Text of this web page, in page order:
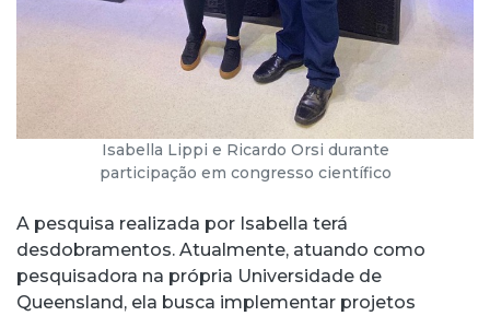
Isabella Lippi e Ricardo Orsi durante
participação em congresso científico
A pesquisa realizada por Isabella terá
desdobramentos. Atualmente, atuando como
pesquisadora na própria Universidade de
Queensland, ela busca implementar projetos